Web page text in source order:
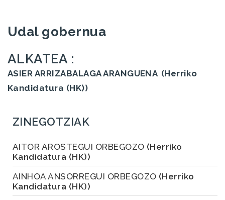
Udal gobernua
ALKATEA :
ASIER ARRIZABALAGA ARANGUENA (Herriko
Kandidatura (HK))
ZINEGOTZIAK
AITOR AROSTEGUI ORBEGOZO (Herriko
Kandidatura (HK))
AINHOA ANSORREGUI ORBEGOZO (Herriko
Kandidatura (HK))